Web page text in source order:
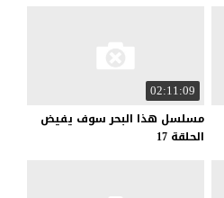
02:11:09
مسلسل هذا البحر سوف يفيض
الحلقة 17